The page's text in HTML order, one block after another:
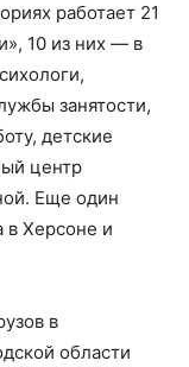
работает 21
10 из них — в
занятости,
детские
центр
Еще один
в Херсоне и
в
области